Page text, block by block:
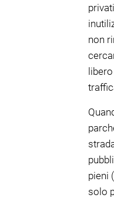
non
pieni
solo